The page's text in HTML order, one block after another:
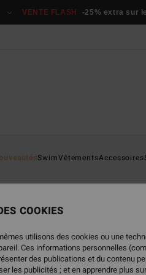
VENTE FLASH -25% extra sur
SwimVêtementsAccessoires
seront
COOKIES
utilisons des cookies ou une
Ces informations personnelles
des publications et du contenu
les publicités ; et en apprendre plus